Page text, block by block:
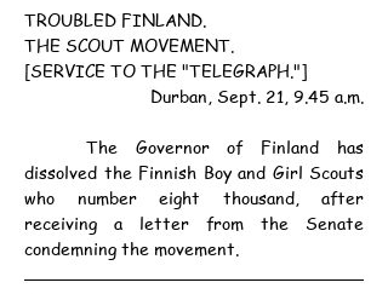
TROUBLED FINLAND.
THE SCOUT MOVEMENT.
[SERVICE TO THE "TELEGRAPH."]
Durban, Sept. 21, 9.45 a.m.
dissolved the Finnish Boy and Girl Scouts
who number eight thousand, after
receiving a letter from the Senate
condemning the movement.